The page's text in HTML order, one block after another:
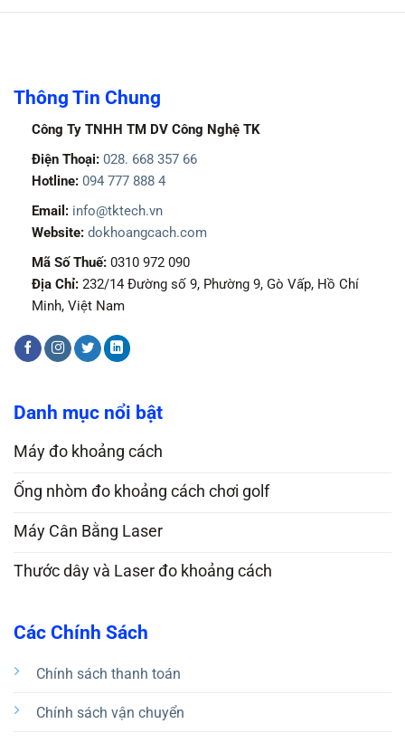
Thông Tin Chung
Công Ty TNHH TM DV Công Nghệ TK
Điện Thoại:028. 668 357 66
Hotline:094 777 888 4
Email:info@tktech.vn
Website: dokhoangcach.com
Mã Số Thuế: 0310 972 090
Địa Chỉ: 232/14 Đường số 9, Phường 9, Gò Vấp, Hồ Chí
Minh, Việt Nam
Các Chính Sách
Chính sách thanh toán
Chính sách vận chuyển
Danh mục nổi bật
Máy đo khoảng cách
Ống nhòm đo khoảng cách chơi golf
Máy Cân Bằng Laser
Thước dây và Laser đo khoảng cách